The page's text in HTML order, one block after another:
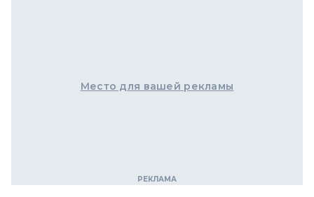
Место для вашей рекламы